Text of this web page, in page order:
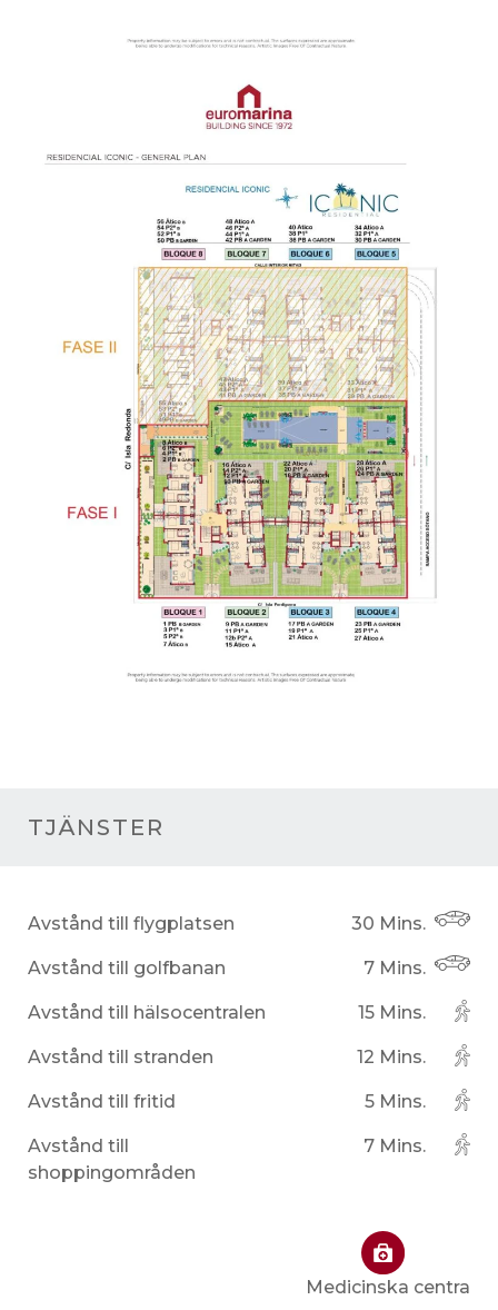
TJÄNSTER
Avstånd till flygplatsen 30 Mins.
Avstånd till golfbanan 7 Mins.
Avstånd till hälsocentralen 15 Mins.
Avstånd till stranden 12 Mins.
Avstånd till fritid 5 Mins.
Avstånd till
shoppingområden
7 Mins.
Medicinska centra